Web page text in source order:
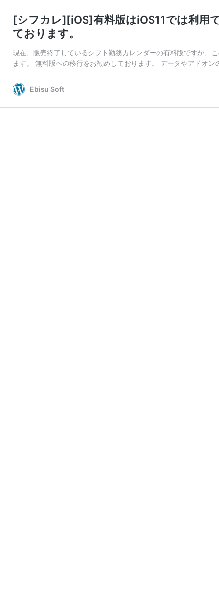
[シフカレ][iOS]有料版はiOS11では利用
ております。
現在、販売終了しているシフト勤務カレンダーの有料版ですが、
ます。 無料版への移行をお勧めしております。 データやアドオ
Ebisu Soft